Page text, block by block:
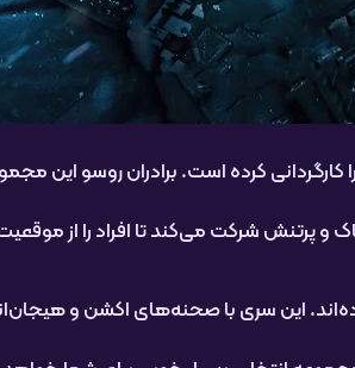
کارگردانی کرده است. برادران روسو این
و پرتنش شرکت می‌کند تا افراد را از
این سری با صحنه‌های اکشن و